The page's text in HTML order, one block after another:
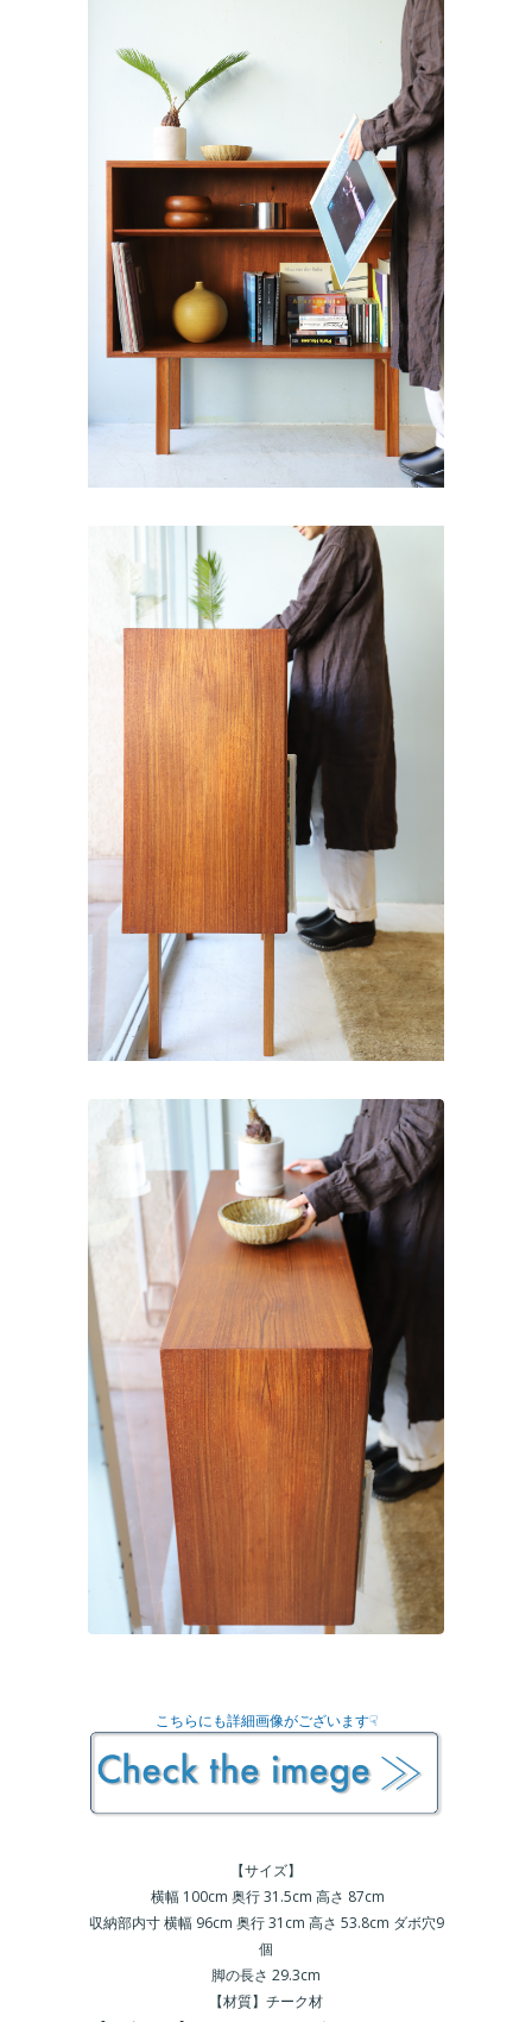
こちらにも詳細画像がございます☟
【サイズ】
横幅 100cm 奥行 31.5cm 高さ 87cm
収納部内寸 横幅 96cm 奥行 31cm 高さ 53.8cm ダボ穴9
個
脚の長さ 29.3cm
【材質】チーク材